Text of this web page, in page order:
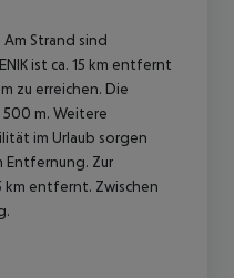
Strand sind
ist ca. 15 km entfernt
zu erreichen. Die
m. Weitere
im Urlaub sorgen
Entfernung. Zur
km entfernt. Zwischen